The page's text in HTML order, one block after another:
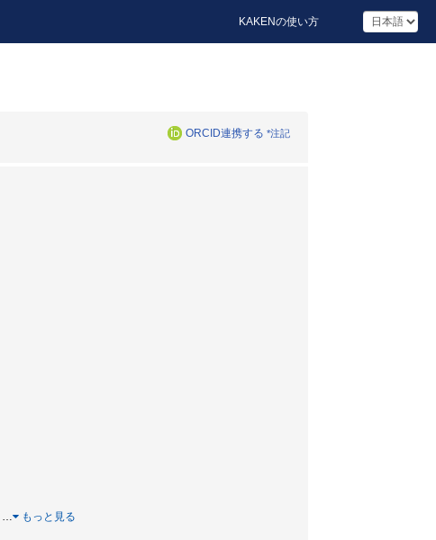
KAKENの使い方
ORCID連携する *注記
… もっと見る